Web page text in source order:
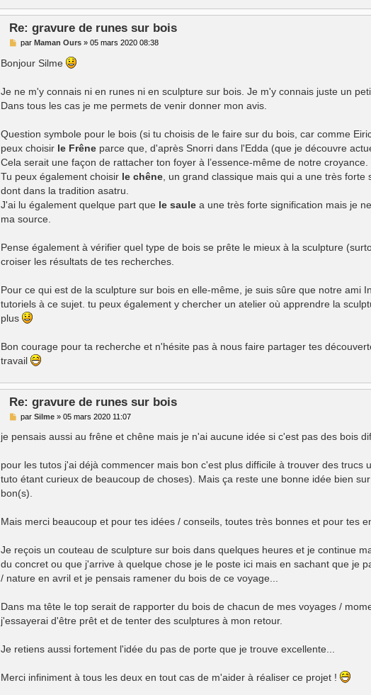
Re: gravure de runes sur bois
M
s
s
e
par Maman Ours »05 mars 2020 08:38
Bonjour Silme
Je ne m'y connais ni en runes ni en sculpture sur bois. Je m'y connais juste un
Dans tous les cas je me permets de venir donner mon avis.
Question symbole pour le bois (si tu choisis de le faire sur du bois, car comme
peux choisir le Frêne parce que, d'après Snorri dans l'Edda (que je découvre
Cela serait une façon de rattacher ton foyer à l’essence-même de notre croyance.
Tu peux également choisir le chêne , un grand classique mais qui a une très
dont dans la tradition asatru.
J'ai lu également quelque part que le saule a une très forte signification mais je
ma source.
Pense également à vérifier quel type de bois se prête le mieux à la sculpture
croiser les résultats de tes recherches.
Pour ce qui est de la sculpture sur bois en elle-même, je suis sûre que notre ami
tutoriels à ce sujet. tu peux également y chercher un atelier où apprendre la
plus
Bon courage pour ta recherche et n'hésite pas à nous faire partager tes
travail
Re: gravure de runes sur bois
M
s
g
e
parSilme »05 mars 2020 11:07
je pensais aussi au frêne et chêne mais je n'ai aucune idée si c'est pas des bois
pour les tutos j'ai déjà commencer mais bon c'est plus difficile à trouver des trucs
tuto étant curieux de beaucoup de choses). Mais ça reste une bonne idée bien
bon(s).
Mais merci beaucoup et pour tes idées / conseils, toutes très bonnes et pour tes
Je reçois un couteau de sculpture sur bois dans quelques heures et je continue
du concret ou que j'arrive à quelque chose je le poste ici mais en sachant que je
/ nature en avril et je pensais ramener du bois de ce voyage...
Dans ma tête le top serait de rapporter du bois de chacun de mes voyages /
j'essayerai d'être prêt et de tenter des sculptures à mon retour.
Je retiens aussi fortement l'idée du pas de porte que je trouve excellente...
Merci infiniment à tous les deux en tout cas de m'aider à réaliser ce projet !